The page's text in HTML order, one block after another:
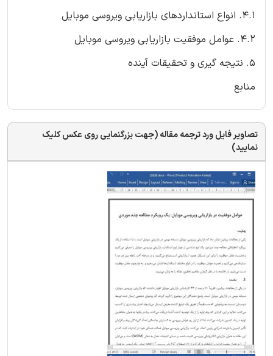
4.1. انواع استانداردهای بازاریابی ویروسی موبایل
4.2. عوامل موفقیت بازاریابی ویروسی موبایل
5. نتیجه گیری و تحقیقات آینده
منابع
تصاویر فایل ورد ترجمه مقاله (جهت بزرگنمایی روی عکس کلیک
نمایید)